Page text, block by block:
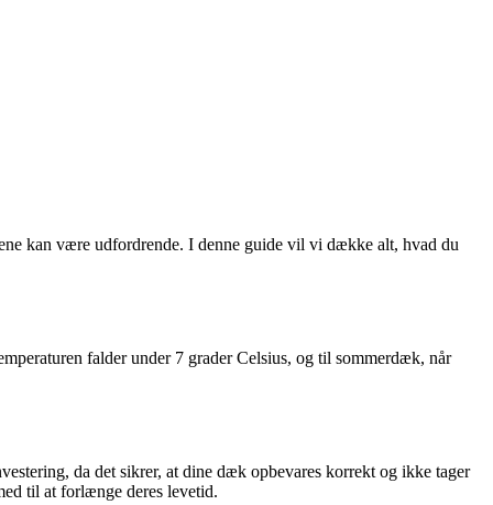
kan være udfordrende. I denne guide vil vi dække alt, hvad du
falder under 7 grader Celsius, og til sommerdæk, når
da det sikrer, at dine dæk opbevares korrekt og ikke tager
til at forlænge deres levetid.